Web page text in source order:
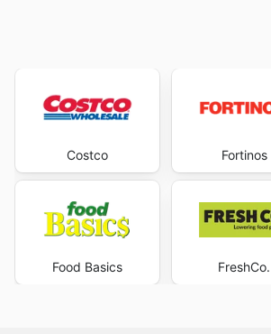
Costco
Food Basics
Fortinos
FreshCo.